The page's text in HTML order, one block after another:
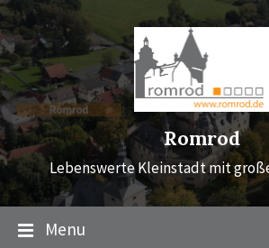
Skip
to
content
Skip
to
main
navigation
Skip
to
footer
Romrod
Lebenswerte Kleinstadt mit
Menu